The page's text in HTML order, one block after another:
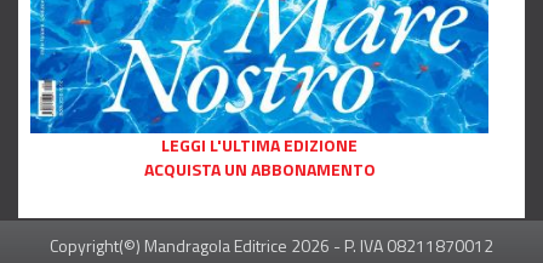
LEGGI L'ULTIMA EDIZIONE
ACQUISTA UN ABBONAMENTO
Copyright(©) Mandragola Editrice 2026 - P. IVA 08211870012